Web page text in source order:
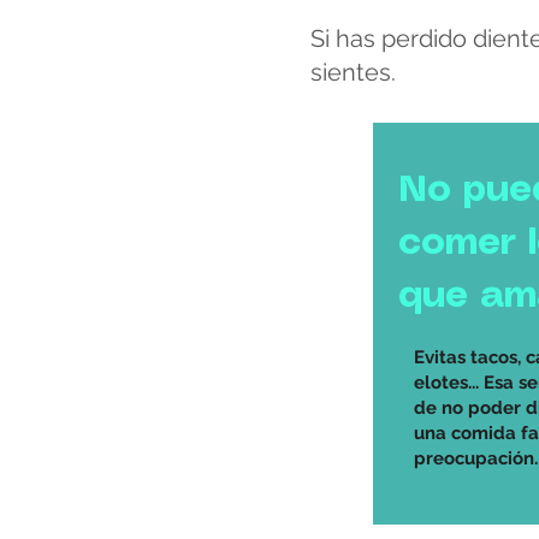
Si has perdido
sientes.
No
comer
que
Evitas tacos,
elotes... Esa
de no poder
una comida
preocupación.